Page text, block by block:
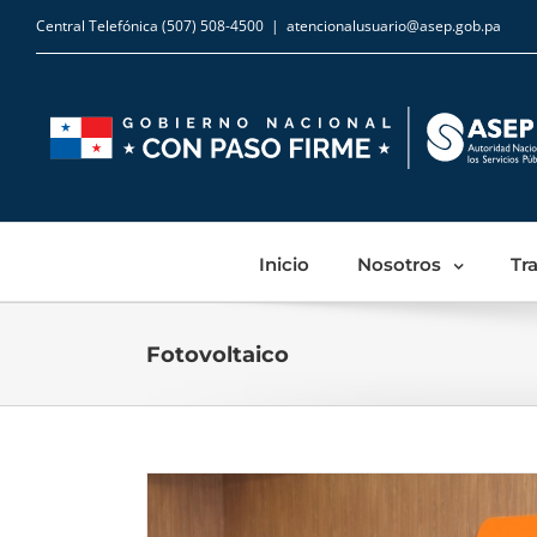
Central Telefónica (507) 508-4500 | atencionalusuario@asep.gob.pa
Inicio Nosotros
Fotovoltaico